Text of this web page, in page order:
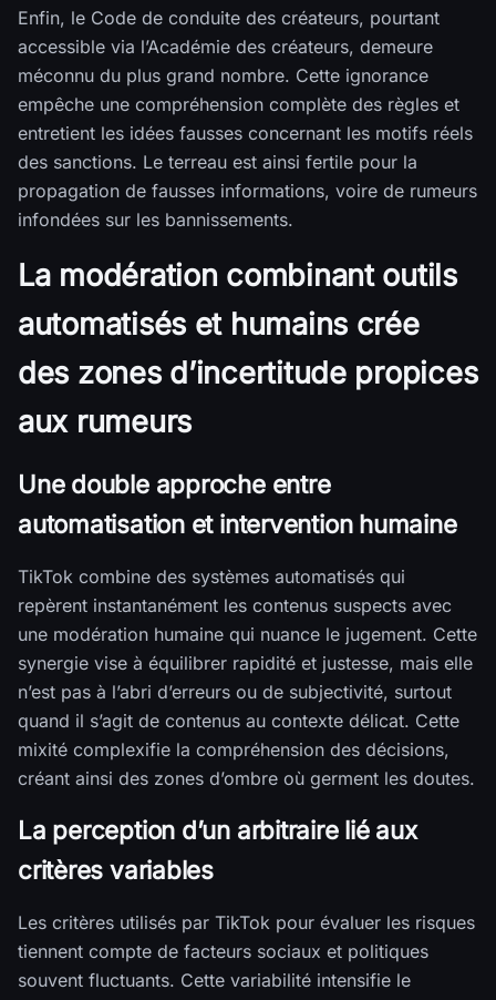
Enfin, le Code de conduite des créateurs, pourtant
accessible via l’Académie des créateurs, demeure
méconnu du plus grand nombre. Cette ignorance
empêche une compréhension complète des règles et
entretient les idées fausses concernant les motifs réels
des sanctions. Le terreau est ainsi fertile pour la
propagation de fausses informations, voire de rumeurs
infondées sur les bannissements.
La modération combinant outils
automatisés et humains crée
des zones d’incertitude propices
aux rumeurs
Une double approche entre
automatisation et intervention humaine
TikTok combine des systèmes automatisés qui
repèrent instantanément les contenus suspects avec
une modération humaine qui nuance le jugement. Cette
synergie vise à équilibrer rapidité et justesse, mais elle
n’est pas à l’abri d’erreurs ou de subjectivité, surtout
quand il s’agit de contenus au contexte délicat. Cette
mixité complexifie la compréhension des décisions,
créant ainsi des zones d’ombre où germent les doutes.
La perception d’un arbitraire lié aux
critères variables
Les critères utilisés par TikTok pour évaluer les risques
tiennent compte de facteurs sociaux et politiques
souvent fluctuants. Cette variabilité intensifie le